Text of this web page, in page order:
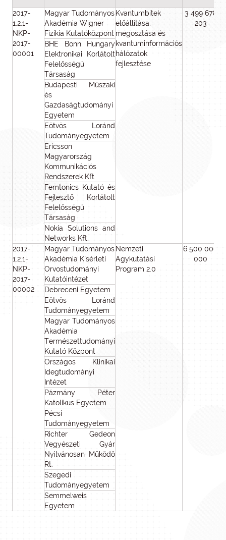
2017-
1.2.1-
NKP-
2017-
00001
Magyar Tudományos
Akadémia Wigner
Fizikia Kutatóközpont
Kvantumbitek
előállítása,
megosztása és
kvantuminformációs
hálózatok
fejlesztése
3 499 678
203
BHE Bonn Hungary
Elektronikai Korlátolt
Felelősségű
Társaság
Budapesti Műszaki
és
Gazdaságtudományi
Egyetem
Eötvös Loránd
Tudományegyetem
Ericsson
Magyarország
Kommunikációs
Rendszerek Kft
Femtonics Kutató és
Fejlesztő Korlátolt
Felelősségű
Társaság
Nokia Solutions and
Networks Kft.
2017-
1.2.1-
NKP-
2017-
00002
Magyar Tudományos
Akadémia Kísérleti
Orvostudományi
Kutatóintézet
Nemzeti
Agykutatási
Program 2.0
6 500 000
000
Debreceni Egyetem
Eötvös Loránd
Tudományegyetem
Magyar Tudományos
Akadémia
Természettudományi
Kutató Központ
Országos Klinikai
Idegtudományi
Intézet
Pázmány Péter
Katolikus Egyetem
Pécsi
Tudományegyetem
Richter Gedeon
Vegyészeti Gyár
Nyilvánosan Működő
Rt.
Szegedi
Tudományegyetem
Semmelweis
Egyetem